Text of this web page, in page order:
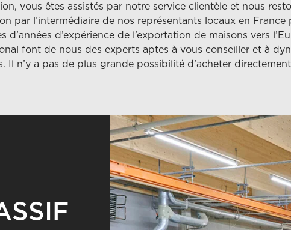
vous êtes assistés par notre service clientèle et nous
par l’intermédiaire de nos représentants locaux en
d’années d’expérience de l’exportation de maisons vers
font de nous des experts aptes à vous conseiller et à
Il n’y a pas de plus grande possibilité d’acheter directement